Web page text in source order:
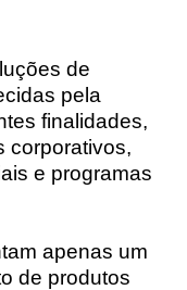
de
pela
finalidades,
corporativos,
e programas
apenas um
de produtos